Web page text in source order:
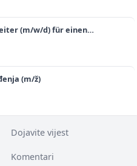
(m/w/d) für einen
(m/ž)
Dojavite vijest
Komentari